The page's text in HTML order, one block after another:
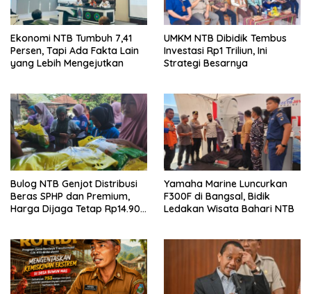
Ekonomi NTB Tumbuh 7,41
Persen, Tapi Ada Fakta Lain
yang Lebih Mengejutkan
UMKM NTB Dibidik Tembus
Investasi Rp1 Triliun, Ini
Strategi Besarnya
Bulog NTB Genjot Distribusi
Beras SPHP dan Premium,
Harga Dijaga Tetap Rp14.900
Yamaha Marine Luncurkan
F300F di Bangsal, Bidik
Ledakan Wisata Bahari NTB